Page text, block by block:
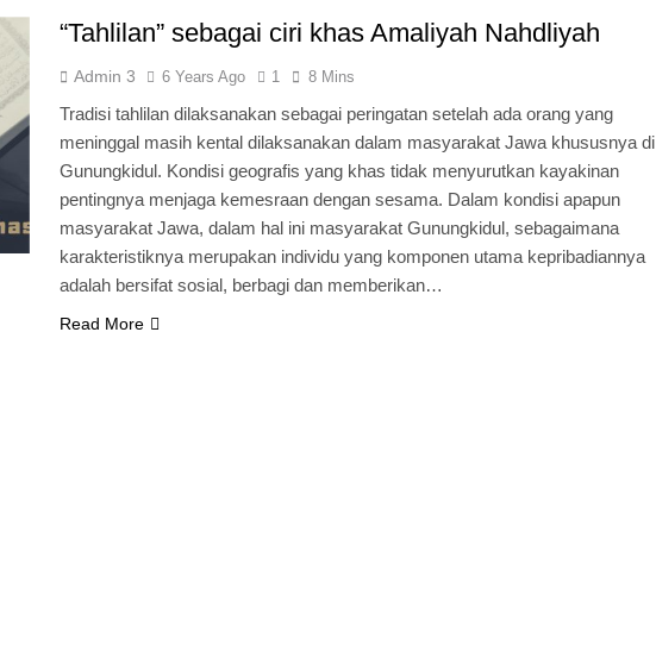
“Tahlilan” sebagai ciri khas Amaliyah Nahdliyah
Admin 3 6 Years Ago 1 8 Mins
Tradisi tahlilan dilaksanakan sebagai peringatan setelah ada orang yang
meninggal masih kental dilaksanakan dalam masyarakat Jawa khususnya di
Gunungkidul. Kondisi geografis yang khas tidak menyurutkan kayakinan
pentingnya menjaga kemesraan dengan sesama. Dalam kondisi apapun
masyarakat Jawa, dalam hal ini masyarakat Gunungkidul, sebagaimana
karakteristiknya merupakan individu yang komponen utama kepribadiannya
adalah bersifat sosial, berbagi dan memberikan…
Read More